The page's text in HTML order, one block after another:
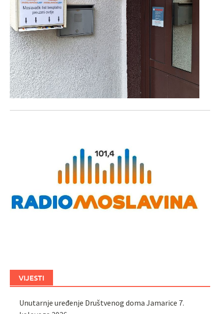
VIJESTI
Unutarnje uređenje Društvenog doma Jamarice 7.